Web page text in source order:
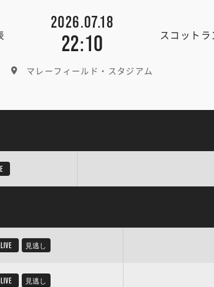
2026.07.18
22:10 スコット
マレーフィールド・スタジアム
LIVE 見逃し
LIVE 見逃し